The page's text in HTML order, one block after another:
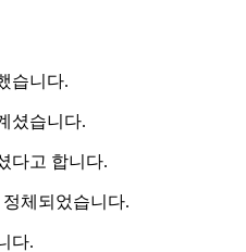
습니다.
셨습니다.
다고 합니다.
체되었습니다.
다.